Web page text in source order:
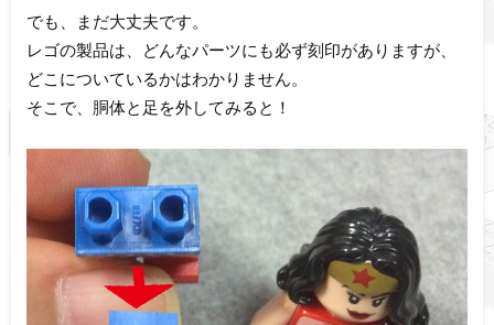
でも、まだ大丈夫です。
レゴの製品は、どんなパーツにも必ず刻印がありますが、
どこについているかはわかりません。
そこで、胴体と足を外してみると！